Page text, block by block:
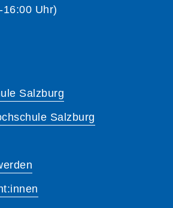
Uhr)
Salzburg
Salzburg